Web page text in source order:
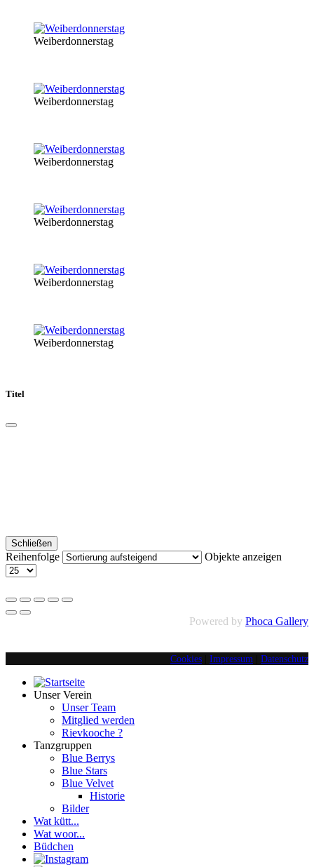
Weiberdonnerstag
Weiberdonnerstag
Weiberdonnerstag
Weiberdonnerstag
Weiberdonnerstag
Weiberdonnerstag
Titel
Schließen
Reihenfolge Objekte anzeigen
Powered by Phoca Gallery
Cookies Impressum Datenschutz
Unser Verein
Unser Team
Mitglied werden
Rievkooche ?
Tanzgruppen
Blue Berrys
Blue Stars
Blue Velvet
Historie
Bilder
Wat kütt...
Wat woor...
Büdchen